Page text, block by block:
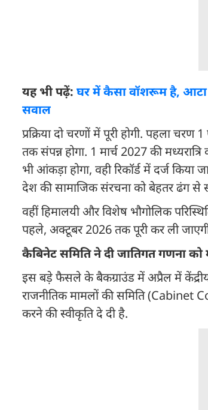
यह भी पढ़ें: घर में कैसा वॉशरूम है, आटा
सवाल
प्रक्रिया दो चरणों में पूरी होगी. पहला
तक संपन्न होगा. 1 मार्च 2027 की
भी आंकड़ा होगा, वही रिकॉर्ड में दर्ज
देश की सामाजिक संरचना को बेहतर ढंग
वहीं हिमालयी और विशेष भौगोलिक
पहले, अक्टूबर 2026 तक पूरी कर ली
कैबिनेट समिति ने दी जातिगत गणना को
इस बड़े फैसले के बैकग्राउंड में अप्रैल में
राजनीतिक मामलों की समिति
करने की स्वीकृति दे दी है.